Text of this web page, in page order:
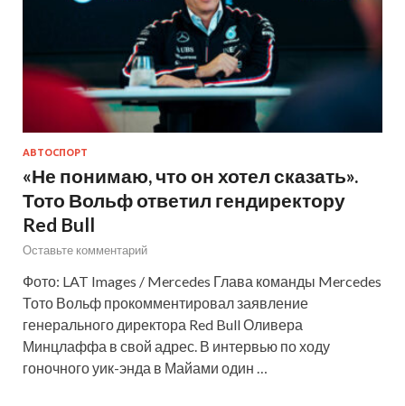
АВТОСПОРТ
«Не понимаю, что он хотел сказать».
Тото Вольф ответил гендиректору
Red Bull
Оставьте комментарий
Фото: LAT Images / Mercedes Глава команды Mercedes
Тото Вольф прокомментировал заявление
генерального директора Red Bull Оливера
Минцлаффа в свой адрес. В интервью по ходу
гоночного уик-энда в Майами один …